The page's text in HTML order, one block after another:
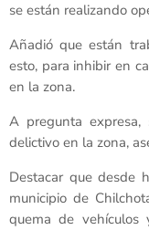
se están realizando
Añadió que están
esto, para inhibir en
en la zona.
A pregunta
delictivo en la zona,
Destacar que desde
municipio de
quema de vehículos